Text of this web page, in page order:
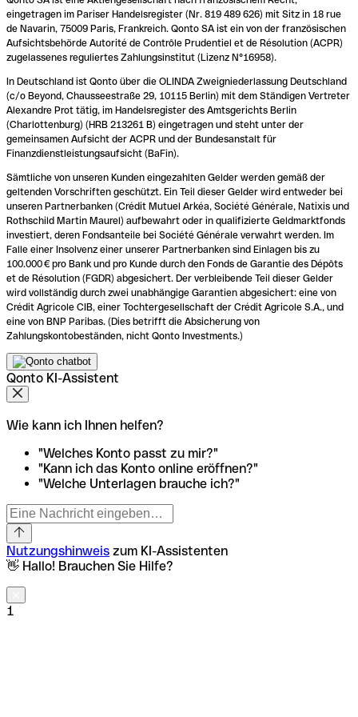
eingetragen im Pariser Handelsregister (Nr. 819 489 626) mit Sitz in 18 rue
de Navarin, 75009 Paris, Frankreich. Qonto SA ist ein von der französischen
Aufsichtsbehörde Autorité de Contrôle Prudentiel et de Résolution (ACPR)
zugelassenes reguliertes Zahlungsinstitut (Lizenz N°16958).
In Deutschland ist Qonto über die OLINDA Zweigniederlassung Deutschland
(c/o Beyond, Chausseestraße 29, 10115 Berlin) mit dem Ständigen Vertreter
Alexandre Prot tätig, im Handelsregister des Amtsgerichts Berlin
(Charlottenburg) (HRB 213261 B) eingetragen und steht unter der
gemeinsamen Aufsicht der ACPR und der Bundesanstalt für
Finanzdienstleistungsaufsicht (BaFin).
Sämtliche von unseren Kunden eingezahlten Gelder werden gemäß der
geltenden Vorschriften geschützt. Ein Teil dieser Gelder wird entweder bei
unseren Partnerbanken (Crédit Mutuel Arkéa, Société Générale, Natixis und
Rothschild Martin Maurel) aufbewahrt oder in qualifizierte Geldmarktfonds
investiert, deren Fondsanteile bei Société Générale verwahrt werden. Im
Falle einer Insolvenz einer unserer Partnerbanken sind Einlagen bis zu
100.000 € pro Bank und pro Kunde durch den Fonds de Garantie des Dépôts
et de Résolution (FGDR) abgesichert. Der verbleibende Teil dieser Gelder
wird vollständig durch zwei unabhängige Garantien abgesichert: eine von
Crédit Agricole CIB, einer Tochtergesellschaft der Crédit Agricole S.A., und
eine von BNP Paribas. (Dies betrifft die Absicherung von
Zahlungskontobeständen, nicht Qonto Investments.)
Qonto KI-Assistent
Wie kann ich Ihnen helfen?
"Welches Konto passt zu mir?"
"Kann ich das Konto online eröffnen?"
"Welche Unterlagen brauche ich?"
Nutzungshinweis zum KI-Assistenten
👋 Hallo! Brauchen Sie Hilfe?
1